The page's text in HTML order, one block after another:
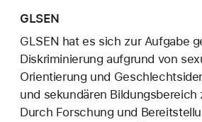
GLSEN
GLSEN hat es sich zur Aufgabe
Diskriminierung aufgrund von
Orientierung und
und sekundären Bildungsbereich
Durch Forschung und